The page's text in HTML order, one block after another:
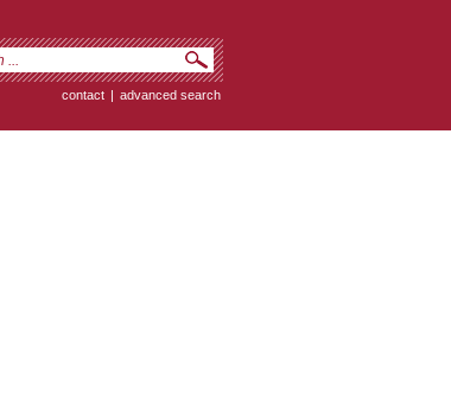
contact | advanced search